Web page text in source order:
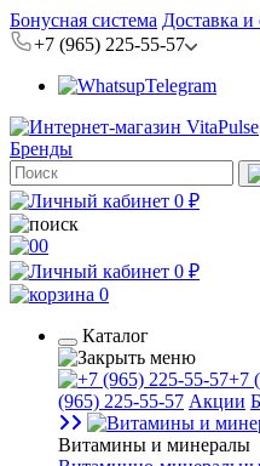
Бонусная система Доставка и
+7 (965) 225-55-57
Telegram
Бренды
0 ₽
0
0 ₽
0
Каталог
+7
(965) 225-55-57 Акции
Витамины и минералы